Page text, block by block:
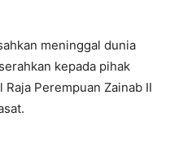
meninggal dunia
kepada pihak
Perempuan Zainab II